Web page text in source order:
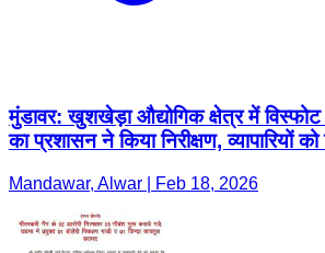
मुंडावर: खुशखेड़ा औद्योगिक क्षेत्र में विस्फोट
का प्रशासन ने किया निरीक्षण, व्यापारियों को
Mandawar, Alwar | Feb 18, 2026